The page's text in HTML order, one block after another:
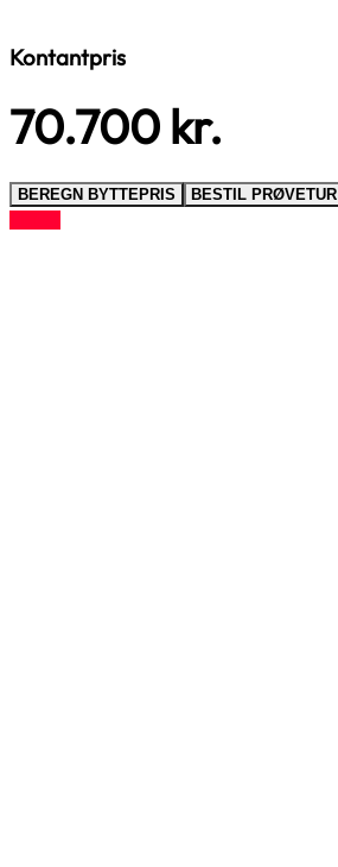
Kontantpris
70.700 kr.
BEREGN BYTTEPRIS BESTIL PRØVETUR